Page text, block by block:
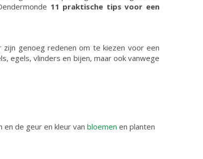
11 praktische tips voor een
genoeg redenen om te kiezen voor een
egels, vlinders en bijen, maar ook vanwege
de geur en kleur van bloemen en planten